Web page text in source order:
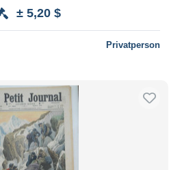
± 5,20 $
Privatperson